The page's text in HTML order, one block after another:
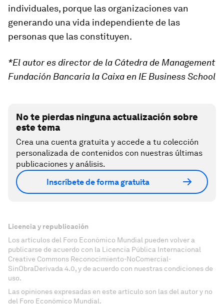
individuales, porque las organizaciones van
generando una vida independiente de las
personas que las constituyen.
*El autor es director de la Cátedra de Management
Fundación Bancaria la Caixa en IE Business School
No te pierdas ninguna actualización sobre
este tema
Crea una cuenta gratuita y accede a tu colección
personalizada de contenidos con nuestras últimas
publicaciones y análisis.
Inscríbete de forma gratuita
Licencia y republicación
Los artículos del Foro Económico Mundial pueden volver a
publicarse de acuerdo con la Licencia Pública Internacional
Creative Commons Reconocimiento-NoComercial-
SinObraDerivada 4.0, y de acuerdo con nuestras condiciones de
uso.
Las opiniones expresadas en este artículo son las del autor y no
del Foro Económico Mundial.